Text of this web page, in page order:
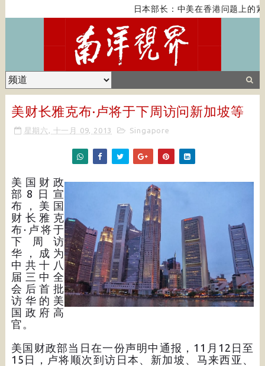
日本部长：中美在香港问题上的紧
美财长雅克布·卢将于下周访问新加坡等
星期六, 十一月 09, 2013 Singapore
美国财政
部8日宣
布，美国
财长雅克
布·卢将于
下周访
华，成为
中共十八
届三中全
会后首批
访华的美
国政府高
官。
美国财政部当日在一份声明中通报，11月12日至
15日，卢将顺次到访日本、新加坡、马来西亚、